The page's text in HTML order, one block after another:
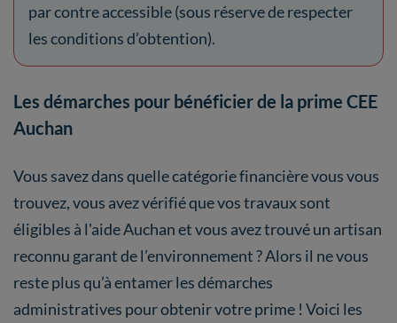
par contre accessible (sous réserve de respecter
les conditions d’obtention).
Les démarches pour bénéficier de la prime CEE
Auchan
Vous savez dans quelle catégorie financière vous vous
trouvez, vous avez vérifié que vos travaux sont
éligibles à l'aide Auchan et vous avez trouvé un artisan
reconnu garant de l’environnement ? Alors il ne vous
reste plus qu’à entamer les démarches
administratives pour obtenir votre prime ! Voici les